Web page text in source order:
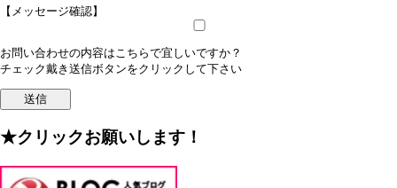
【メッセージ確認】
お問い合わせの内容はこちらで宜しいですか？
チェック戴き送信ボタンをクリックして下さい
★クリックお願いします！